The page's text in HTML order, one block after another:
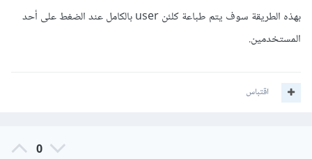
بهذه الطريقة سوف يتم طباعة كلئن user بالكامل عند الضغط على أحد
المستخدمين.
اقتباس
0